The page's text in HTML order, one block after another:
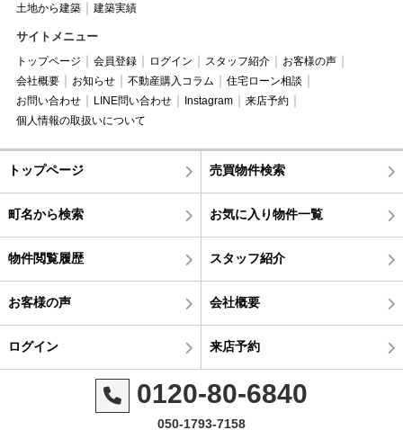
土地から建築 建築実績
サイトメニュー
トップページ 会員登録 ログイン スタッフ紹介
お客様の声
会社概要
お知らせ 不動産購入コラム
住宅ローン相談
お問い合わせ
LINE問い合わせ Instagram
来店予約
個人情報の取扱いについて
トップページ 売買物件検索
町名から検索 お気に入り物件一覧
物件閲覧履歴 スタッフ紹介
お客様の声 会社概要
ログイン 来店予約
0120-80-6840
050-1793-7158